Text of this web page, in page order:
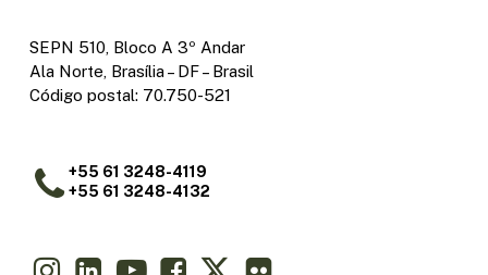
SEPN 510, Bloco A 3º Andar
Ala Norte, Brasília – DF – Brasil
Código postal: 70.750-521
+55 61 3248-4119
+55 61 3248-4132